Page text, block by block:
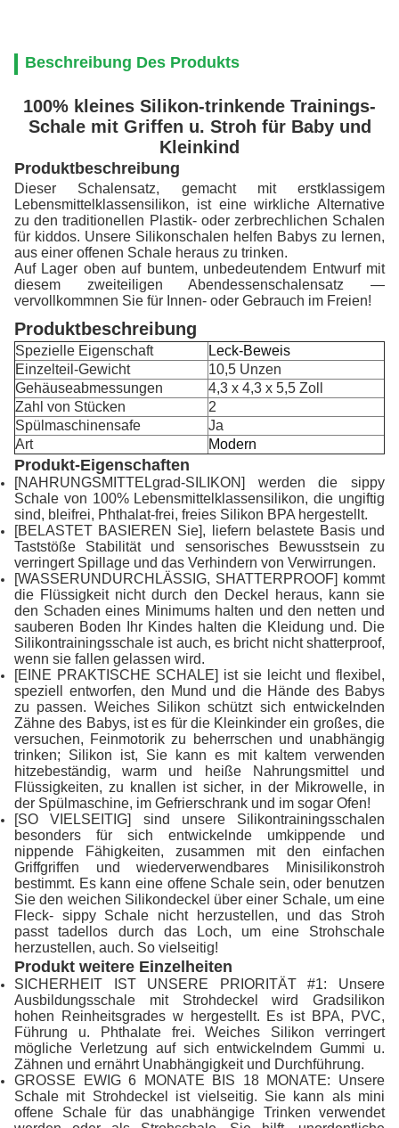
Beschreibung Des Produkts
100% kleines Silikon-trinkende Trainings-
Schale mit Griffen u. Stroh für Baby und
Kleinkind
Produktbeschreibung
Dieser Schalensatz, gemacht mit erstklassigem
Lebensmittelklassensilikon, ist eine wirkliche Alternative
zu den traditionellen Plastik- oder zerbrechlichen Schalen
für kiddos. Unsere Silikonschalen helfen Babys zu lernen,
aus einer offenen Schale heraus zu trinken.
Auf Lager oben auf buntem, unbedeutendem Entwurf mit
diesem zweiteiligen Abendessenschalensatz —
vervollkommnen Sie für Innen- oder Gebrauch im Freien!
Produktbeschreibung
Spezielle Eigenschaft
Leck-Beweis
Einzelteil-Gewicht
10,5 Unzen
Gehäuseabmessungen
4,3 x 4,3 x 5,5 Zoll
Zahl von Stücken
2
Spülmaschinensafe
Ja
Art
Modern
Produkt-Eigenschaften
[NAHRUNGSMITTELgrad-SILIKON] werden die sippy
Schale von 100% Lebensmittelklassensilikon, die ungiftig
sind, bleifrei, Phthalat-frei, freies Silikon BPA hergestellt.
[BELASTET BASIEREN Sie], liefern belastete Basis und
Taststöße Stabilität und sensorisches Bewusstsein zu
verringert Spillage und das Verhindern von Verwirrungen.
[WASSERUNDURCHLÄSSIG, SHATTERPROOF] kommt
die Flüssigkeit nicht durch den Deckel heraus, kann sie
den Schaden eines Minimums halten und den netten und
sauberen Boden Ihr Kindes halten die Kleidung und. Die
Silikontrainingsschale ist auch, es bricht nicht shatterproof,
wenn sie fallen gelassen wird.
[EINE PRAKTISCHE SCHALE] ist sie leicht und flexibel,
speziell entworfen, den Mund und die Hände des Babys
zu passen. Weiches Silikon schützt sich entwickelnden
Zähne des Babys, ist es für die Kleinkinder ein großes, die
versuchen, Feinmotorik zu beherrschen und unabhängig
trinken; Silikon ist, Sie kann es mit kaltem verwenden
hitzebeständig, warm und heiße Nahrungsmittel und
Flüssigkeiten, zu knallen ist sicher, in der Mikrowelle, in
der Spülmaschine, im Gefrierschrank und im sogar Ofen!
[SO VIELSEITIG] sind unsere Silikontrainingsschalen
besonders für sich entwickelnde umkippende und
nippende Fähigkeiten, zusammen mit den einfachen
Griffgriffen und wiederverwendbares Minisilikonstroh
bestimmt. Es kann eine offene Schale sein, oder benutzen
Sie den weichen Silikondeckel über einer Schale, um eine
Fleck- sippy Schale nicht herzustellen, und das Stroh
passt tadellos durch das Loch, um eine Strohschale
herzustellen, auch. So vielseitig!
Produkt weitere Einzelheiten
SICHERHEIT IST UNSERE PRIORITÄT #1: Unsere
Ausbildungsschale mit Strohdeckel wird Gradsilikon
hohen Reinheitsgrades w hergestellt. Es ist BPA, PVC,
Führung u. Phthalate frei. Weiches Silikon verringert
mögliche Verletzung auf sich entwickelndem Gummi u.
Zähnen und ernährt Unabhängigkeit und Durchführung.
GROSSE EWIG 6 MONATE BIS 18 MONATE: Unsere
Schale mit Strohdeckel ist vielseitig. Sie kann als mini
offene Schale für das unabhängige Trinken verwendet